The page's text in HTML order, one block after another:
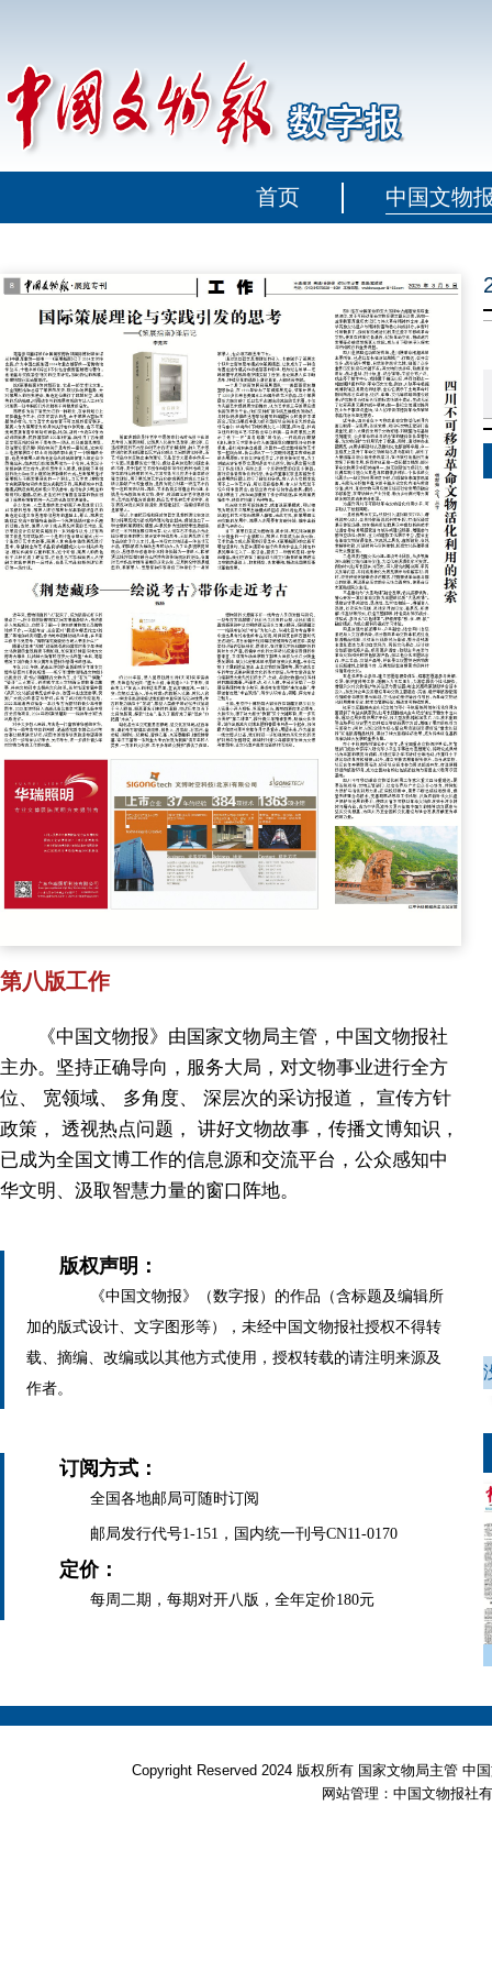
首页 中国文物
第八版工作
《中国文物报》由国家文物局主管，中国文物报社
主办。坚持正确导向，服务大局，对文物事业进行全方
位、 宽领域、 多角度、 深层次的采访报道， 宣传方针
政策， 透视热点问题， 讲好文物故事，传播文博知识，
已成为全国文博工作的信息源和交流平台，公众感知中
华文明、汲取智慧力量的窗口阵地。
版权声明：
《中国文物报》（数字报）的作品（含标题及编辑所
加的版式设计、文字图形等），未经中国文物报社授权不得转
载、摘编、改编或以其他方式使用，授权转载的请注明来源及
作者。
订阅方式：
全国各地邮局可随时订阅
邮局发行代号1-151，国内统一刊号CN11-0170
定价：
每周二期，每期对开八版，全年定价180元
Copyright Reserved 2024 版权所有 国家文物局主管
网站管理：中国文物报社